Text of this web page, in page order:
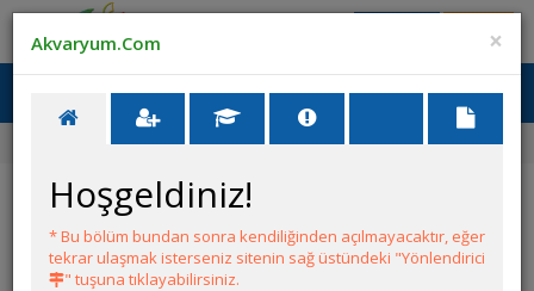
Ana Menü
Akvaryum Tanıtımı Yeniden Hightech Dönüş.
Yeniden Hightech Dönüş.
YANIT YAZ
×
Akvaryum.Com
Hoşgeldiniz!
* Bu bölüm bundan sonra kendiliğinden açılmayacaktır, eğer
tekrar ulaşmak isterseniz sitenin sağ üstündeki "Yönlendirici
" tuşuna tıklayabilirsiniz.